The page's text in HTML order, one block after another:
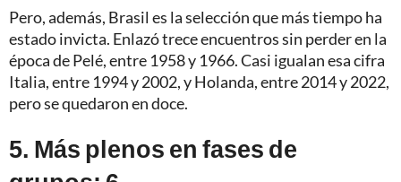
Pero, además, Brasil es la selección que más tiempo ha
estado invicta. Enlazó trece encuentros sin perder en la
época de Pelé, entre 1958 y 1966. Casi igualan esa cifra
Italia, entre 1994 y 2002, y Holanda, entre 2014 y 2022,
pero se quedaron en doce.
5. Más plenos en fases de